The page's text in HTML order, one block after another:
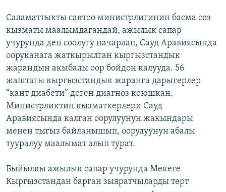
БИЗ ЖАНА ДҮЙНӨ
ЭЖЕ-СИҢДИЛЕР
АЗАТТЫК+
ЫҢГАЙСЫЗ СУРООЛОР
Русский
ОНЛАЙН ШЕРИНЕ
ЭЕ/АРнун бардык сайттары
Саламаттыкты сактоо министрлигинин басма сөз
кызматы маалымдагандай, ажылык сапар
учурунда ден соолугу начарлап, Сауд Аравиясында
ооруканага жаткырылган кыргызстандык
жарандын акыбалы оор бойдон калууда. 56
жаштагы кыргызстандык жаранга дарыгерлер
“кант диабети” деген диагноз коюшкан.
Министрликтин кызматкерлери Сауд
Аравиясында калган оорулуунун жакындары
менен тыгыз байланышып, оорулуунун абалы
тууралуу маалымат алып турат.
Быйылкы ажылык сапар учурунда Мекеге
Кыргызстандан барган зыяратчыларды төрт